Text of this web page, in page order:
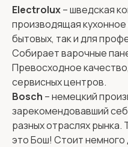
Electrolux– шведская
производящая
бытовых, так и для
Собирает варочные
Превосходное
сервисных центров.
Bosch – немецкий
зарекомендовавший
разных отраслях рынка.
это Бош! Стоит